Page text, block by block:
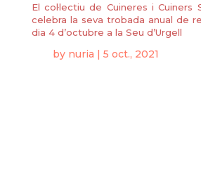
El col·lectiu de Cuineres i Cuiners
celebra la seva trobada anual de
dia 4 d’octubre a la Seu d’Urgell
by nuria | 5 oct., 2021